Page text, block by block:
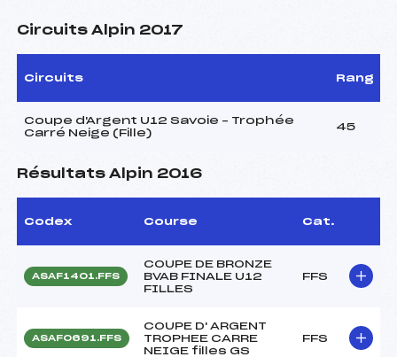
Circuits Alpin 2017
Circuits Rang
Coupe d'Argent U12 Savoie – Trophée
Carré Neige (Fille)
45
Résultats Alpin 2016
Codex Course Cat.
ASAF1401.FFS
COUPE DE BRONZE
BVAB FINALE U12
FILLES
FFS
ASAF0691.FFS
COUPE D' ARGENT
TROPHEE CARRE
NEIGE filles GS
FFS